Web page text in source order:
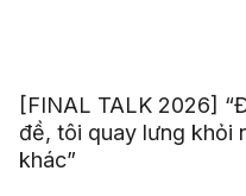
[FINAL TALK 2026]
đề, tôi quay lưng khỏi
khác”